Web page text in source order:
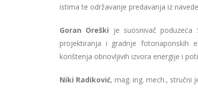
istima te održavanje predavanja iz
Goran Oreški je suosnivač
projektiranja i gradnje fotonaponskih
korištenja obnovljivih izvora energije i
Niki Radiković, mag. ing. mech., stručni